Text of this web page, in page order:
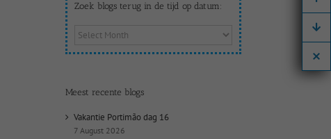
Zoek blogs terug in de tijd op datum:
Zoek
op
datum:
Meest recente blogs
Vakantie Portimão dag 16
7 August 2026